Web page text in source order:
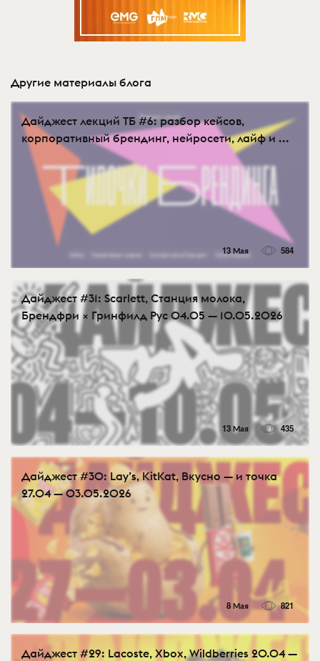
Другие материалы блога
Дайджест лекций ТБ #6: разбор кейсов,
корпоративный брендинг, нейросети, лайф и ...
13 Мая 584
Дайджест #31: Scarlett, Станция молока,
Брендфри × Гринфилд Рус 04.05 — 10.05.2026
13 Мая 435
Дайджест #30: Lay’s, KitKat, Вкусно — и точка
27.04 — 03.05.2026
8 Мая 821
Дайджест #29: Lacoste, Xbox, Wildberries 20.04 —